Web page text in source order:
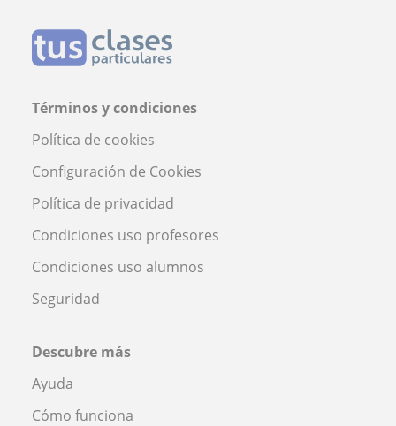
Términos y condiciones
Política de cookies
Configuración de Cookies
Política de privacidad
Condiciones uso profesores
Condiciones uso alumnos
Seguridad
Descubre más
Ayuda
Cómo funciona